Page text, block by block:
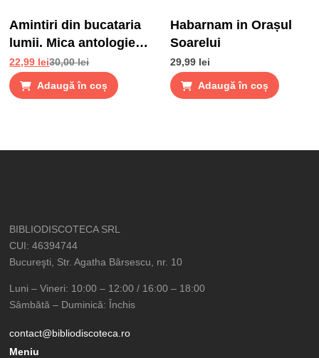
Amintiri din bucataria
lumii. Mica antologie
de gusturi, stari si
gustari
30,00lei
22,99 lei
Adaugă în coș
Habarnam in Orașul
Soarelui
29,99 lei
Adaugă în coș
BIBLIODISCOTECA SRL
CUI: 46394744
Bucureşti, Str. Agatha Bârsescu, nr. 10
Luni – Vineri: 10:00 – 12:00 / 16:00 – 18:00
Sâmbătă – Duminică: Închis
contact@bibliodiscoteca.ro
Meniu